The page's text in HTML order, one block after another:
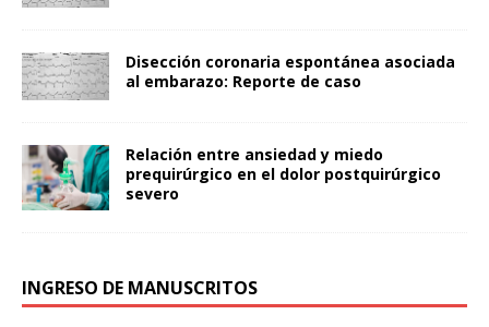
Disección coronaria espontánea asociada
al embarazo: Reporte de caso
Relación entre ansiedad y miedo
prequirúrgico en el dolor postquirúrgico
severo
INGRESO DE MANUSCRITOS